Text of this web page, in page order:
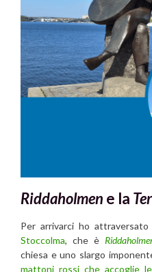
Riddaholmen e la
Per arrivarci ho
Stoccolma, che è
chiesa e uno slargo
mattoni rossi che accoglie